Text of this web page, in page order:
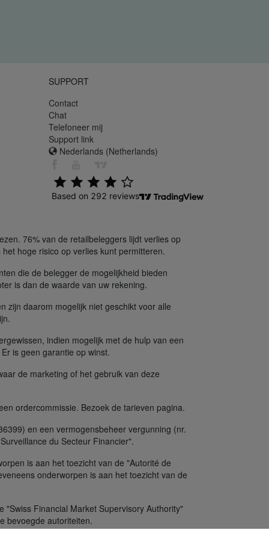
SUPPORT
Contact
Chat
Telefoneer mij
Support link
Nederlands (Netherlands)
76% van de retailbeleggers lijdt verlies op
hoge risico op verlies kunt permitteren.
die de belegger de mogelijkheid bieden
is dan de waarde van uw rekening.
zijn daarom mogelijk niet geschikt voor alle
indien mogelijk met de hulp van een
is geen garantie op winst.
de marketing of het gebruik van deze
ordercommissie. Bezoek de tarieven pagina.
en een vermogensbeheer vergunning (nr.
du Secteur Financier".
is aan het toezicht van de "Autorité de
onderworpen is aan het toezicht van de
Financial Market Supervisory Authority"
bevoegde autoriteiten.